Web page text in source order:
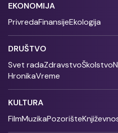
EKONOMIJA
PrivredaFinansijeEkologija
DRUŠTVO
Svet radaZdravstvoŠkolstvo
HronikaVreme
KULTURA
FilmMuzikaPozorište